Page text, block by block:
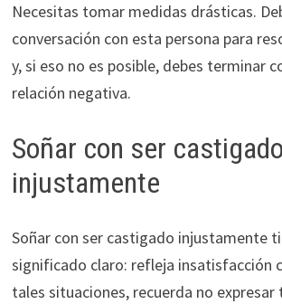
Necesitas tomar medidas drásticas.
conversación con esta persona para
y, si eso no es posible, debes terminar
relación negativa.
Soñar con ser castigado
injustamente
Soñar con ser castigado injustamente
significado claro: refleja insatisfacción
tales situaciones, recuerda no